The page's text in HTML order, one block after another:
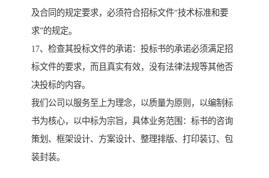
及合同的规定要求，必须符合招标文件“技术标准和要
求”的规定。
17、检查其投标文件的承诺：投标书的承诺必须满足招
标文件的要求，而且真实有效，没有法律法规等其他否
决投标的内容。
我们公司以服务至上为理念，以质量为原则，以编制标
书为核心，以中标为宗旨，具体业务范围：标书的咨询
策划、框架设计、方案设计、整理排版、打印装订、包
装封装。